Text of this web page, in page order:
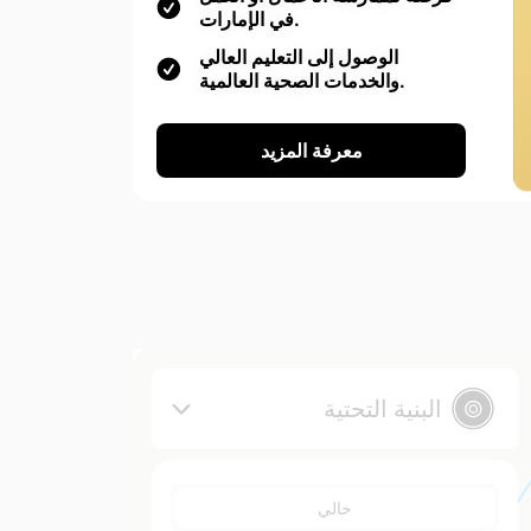
في الإمارات.
الوصول إلى التعليم العالي
والخدمات الصحية العالمية.
معرفة المزيد
البنية التحتية
حالي